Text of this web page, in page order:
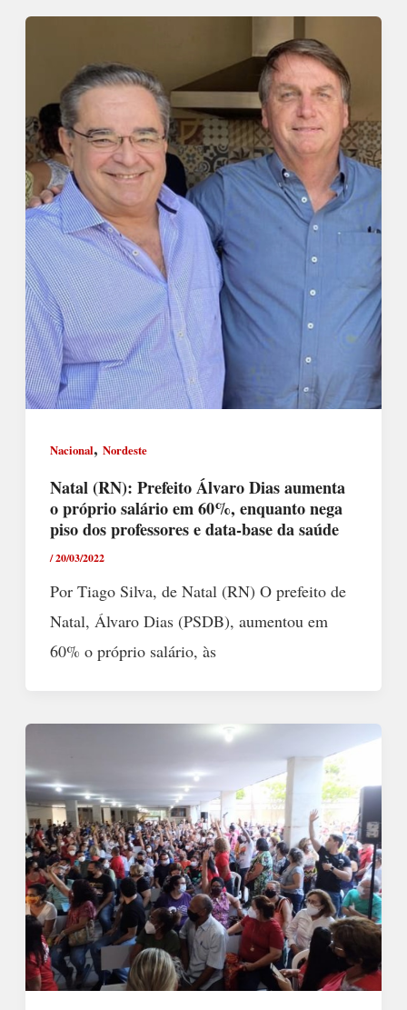
Nacional, Nordeste
Natal (RN): Prefeito Álvaro Dias aumenta
o próprio salário em 60%, enquanto nega
piso dos professores e data-base da saúde
/20/03/2022
Por Tiago Silva, de Natal (RN) O prefeito de
Natal, Álvaro Dias (PSDB), aumentou em
60% o próprio salário, às